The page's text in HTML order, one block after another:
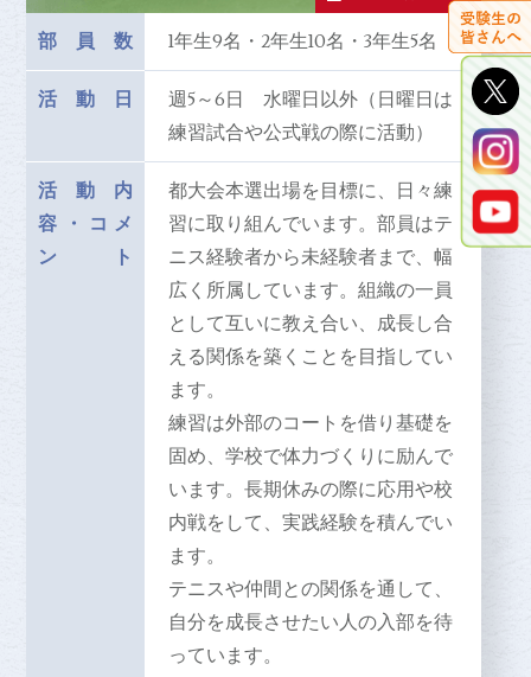
部員数 1年生9名・2年生10名・3年生5名
活動日
週5～6日 水曜日以外（日曜日は
練習試合や公式戦の際に活動）
活動内
容
・
コメ
ント
都大会本選出場を目標に、日々練
習に取り組んでいます。部員はテ
ニス経験者から未経験者まで、幅
広く所属しています。組織の一員
として互いに教え合い、成長し合
える関係を築くことを目指してい
ます。
練習は外部のコートを借り基礎を
固め、学校で体力づくりに励んで
います。長期休みの際に応用や校
内戦をして、実践経験を積んでい
ます。
テニスや仲間との関係を通して、
自分を成長させたい人の入部を待
っています。